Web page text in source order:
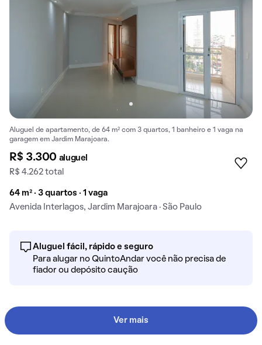
Aluguel de apartamento, de 64 m² com 3 quartos, 1 banheiro e 1 vaga na
garagem em Jardim Marajoara.
R$ 3.300 aluguel
R$ 4.262 total
64 m² · 3 quartos · 1 vaga
Avenida Interlagos, Jardim Marajoara · São Paulo
Aluguel fácil, rápido e seguro
Para alugar no QuintoAndar você não precisa de
fiador ou depósito caução
Ver mais